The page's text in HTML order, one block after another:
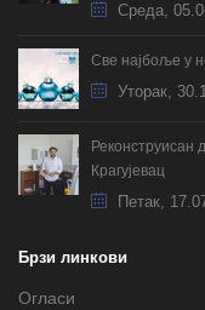
Cреда,
Све најбоље у
Уторак,
Реконструисан
Крагујевац
Петак,
Брзи линкови
Огласи